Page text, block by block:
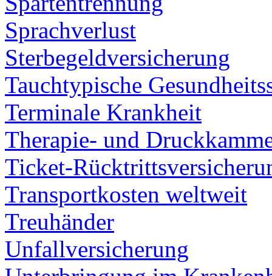
Sprachverlust
Sterbegeldversicherung
Tauchtypische
Terminale Krankheit
Therapie- und
Ticket-
Transportkosten weltweit
Treuhänder
Unfallversicherung